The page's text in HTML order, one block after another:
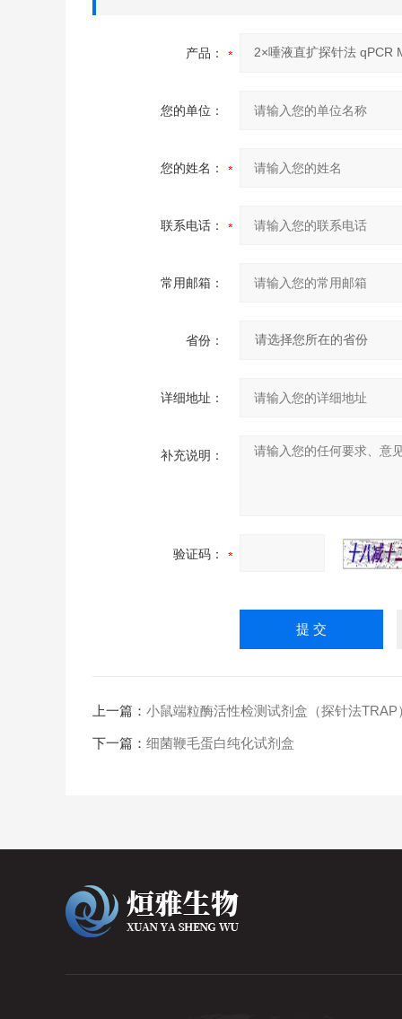
产品：
您的单位：
您的姓名：
联系电话：
常用邮箱：
省份：
详细地址：
补充说明：
验证码：
上一篇： 小鼠端粒酶活性检测试剂盒（探针法TRAP
下一篇： 细菌鞭毛蛋白纯化试剂盒